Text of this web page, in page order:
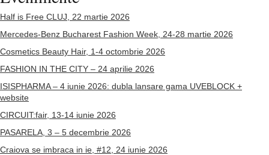
Half is Free CLUJ, 22 martie 2026
Mercedes-Benz Bucharest Fashion Week, 24-28 martie 2026
Cosmetics Beauty Hair, 1-4 octombrie 2026
FASHION IN THE CITY – 24 aprilie 2026
ISISPHARMA – 4 iunie 2026: dubla lansare gama UVEBLOCK +
website
CIRCUIT:fair, 13-14 iunie 2026
PASARELA, 3 – 5 decembrie 2026
Craiova se imbraca in ie, #12, 24 iunie 2026